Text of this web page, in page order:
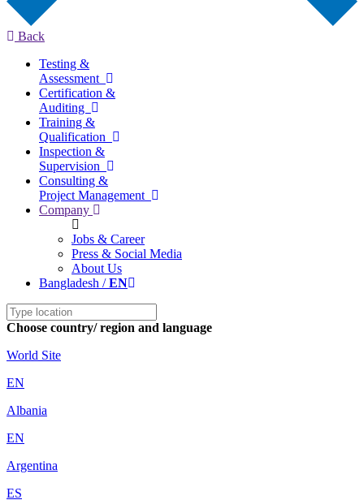
Back
Testing &
Assessment
Certification &
Auditing
Training &
Qualification
Inspection &
Supervision
Consulting &
Project Management
Company
Jobs & Career
Press & Social Media
About Us
Bangladesh /EN
Choose country/ region and language
World Site
EN
Albania
EN
Argentina
ES